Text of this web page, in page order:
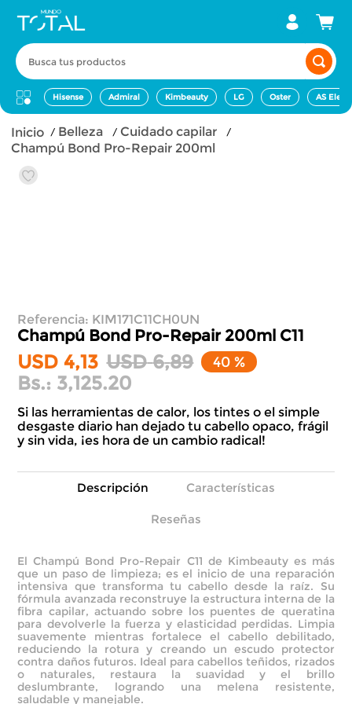
Busca tus productos
Hisense Admiral Kimbeauty LG Oster AS
belleza
cuidado capilar
Champú Bond Pro-Repair 200ml
Referencia: KIM171C11CH0UN
Champú Bond Pro-Repair 200ml C11
USD 4,13 USD 6,89 40 %
Bs.: 3,125.20
Si las herramientas de calor, los tintes o el simple
desgaste diario han dejado tu cabello opaco, frágil
y sin vida, ¡es hora de un cambio radical!
Descripción Características
Reseñas
El Champú Bond Pro-Repair C11 de Kimbeauty es más
que un paso de limpieza; es el inicio de una reparación
intensiva que transforma tu cabello desde la raíz. Su
fórmula avanzada reconstruye la estructura interna de la
fibra capilar, actuando sobre los puentes de queratina
para devolverle la fuerza y elasticidad perdidas. Limpia
suavemente mientras fortalece el cabello debilitado,
reduciendo la rotura y creando un escudo protector
contra daños futuros. Ideal para cabellos teñidos, rizados
o naturales, restaura la suavidad y el brillo
deslumbrante, logrando una melena resistente,
saludable y manejable.